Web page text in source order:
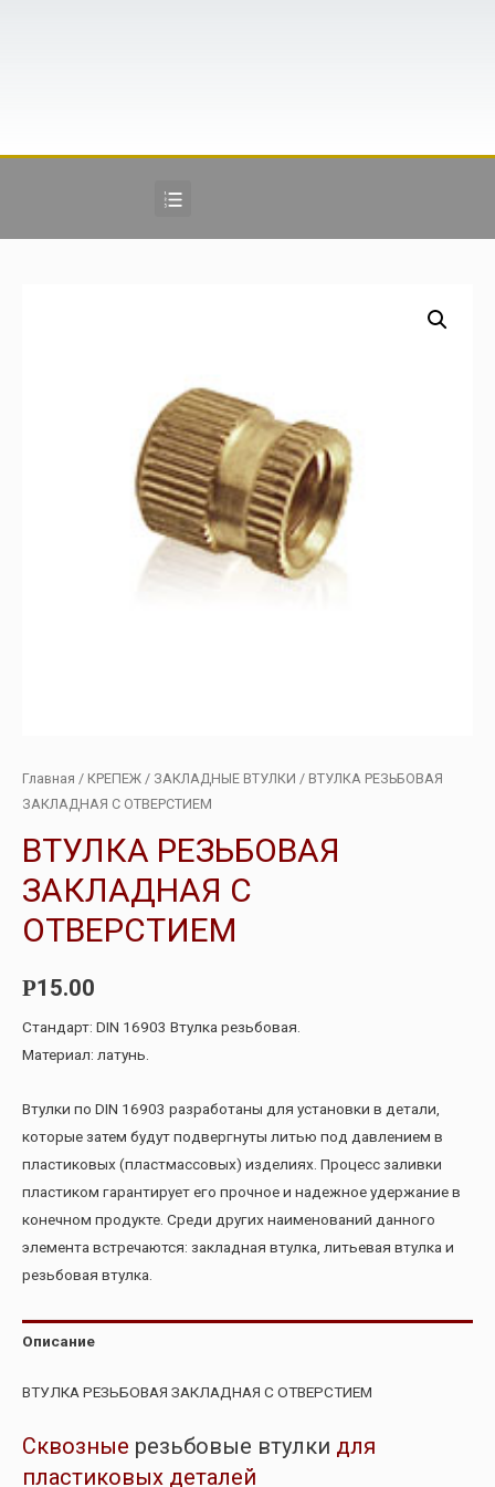
Главная / КРЕПЕЖ / ЗАКЛАДНЫЕ ВТУЛКИ / ВТУЛКА РЕЗЬБОВАЯ
ЗАКЛАДНАЯ С ОТВЕРСТИЕМ
ВТУЛКА РЕЗЬБОВАЯ
ЗАКЛАДНАЯ С
ОТВЕРСТИЕМ
Р15.00
Стандарт: DIN 16903 Втулка резьбовая.
Материал: латунь.
Втулки по DIN 16903 разработаны для установки в детали,
которые затем будут подвергнуты литью под давлением в
пластиковых (пластмассовых) изделиях. Процесс заливки
пластиком гарантирует его прочное и надежное удержание в
конечном продукте. Среди других наименований данного
элемента встречаются: закладная втулка, литьевая втулка и
резьбовая втулка.
Описание
ВТУЛКА РЕЗЬБОВАЯ ЗАКЛАДНАЯ С ОТВЕРСТИЕМ
Сквозные резьбовые втулки для
пластиковых деталей